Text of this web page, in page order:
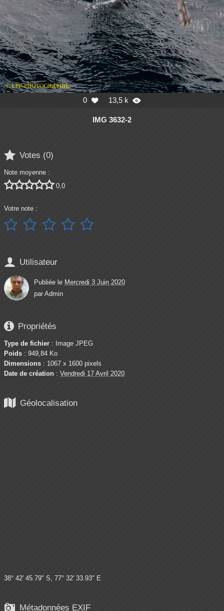
0  13,5 k 
IMG 3632-2
 Votes (0)
Note moyenne :
 0,0
Votre note :
    
 Utilisateur
Publiée le Mercredi 3 Juin 2020
par Admin
 Propriétés
Type de fichier : Image JPEG
Poids : 949,84 Ko
Dimensions : 1067 x 1600 pixels
Date de création : Vendredi 17 Avril 2020
 Géolocalisation
38° 42' 45.79" S, 77° 32' 33.93" E
 Métadonnées EXIF